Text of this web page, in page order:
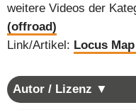
weitere Videos der
(offroad)
Link/Artikel: Locus
Autor / Lizenz ▼